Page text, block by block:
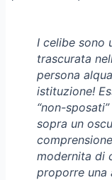
I celibe sono
trascurata
persona
istituzione!
“non-
sopra un
modernita di
proporre una